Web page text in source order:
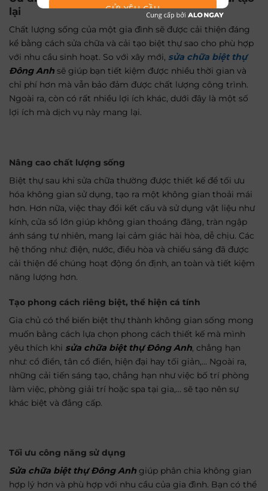
lại
Chất lượng sống của một gia đình sẽ được cải thiện đáng
kể bằng cách sửa chữa và cải tạo biệt thự sao cho phù hợp
với nhu cầu sinh hoạt. So với xây mới, sửa chữa biệt thự
Đông Anh sẽ giúp bạn tiết kiệm được nhiều thời gian và
chỉ phí hơn mà vẫn bảo đảm được chất lượng công trình.
Ngoài ra, còn có rất nhiều lợi ích khác, dưới đây là một số
lợi ích mà dịch vụ này mang lại.
Nâng cao chất lượng sống
Biệt thự sau khi sửa chữa thường được thiết kế để tối ưu
hóa không gian sử dụng, tạo ra một không gian thoải mái
hơn. Hơn nữa, việc thay đổi kết cấu và sử dụng vật liệu như
kính, cửa sổ lớn giúp không gian thoáng đãng, tràn ngập
ánh sáng tự nhiên, mang lại cảm giác hài hòa, dễ chịu. Các
hệ thống như: điện, nước, điều hòa và chiếu sáng đã được
cải thiện để chúng hoạt động ổn định, an toàn và tiết kiệm
năng lượng hơn.
Tạo phong cách riêng biệt, thể hiện cá tính
Gia chủ có thể biến biệt thự thành không gian sống mong
muốn bằng cách lựa chọn phong cách thiết kế mà mình
yêu thích khi sửa chữa biệt thự Đông Anh, chẳng hạn
như: cổ điển, tân cổ điển, hiện đại hay tối giản,… Ngoài ra,
những cải tiến sáng tạo, chẳng hạn như việc bố trí phòng
làm việc, phòng giải trí hoặc spa tại gia,… sẽ tạo nên sự
khác biệt và đẳng cấp.
Tối ưu công năng sử dụng
Sửa chữa biệt thự Đông Anh giúp phân chia không gian
hợp lý hơn và phù hợp với nhu cầu của gia đình. Bạn có thể
GỬI YÊU CẦU